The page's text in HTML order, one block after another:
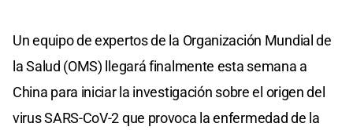
Un equipo de expertos de la Organización Mundial de
la Salud (OMS) llegará finalmente esta semana a
China para iniciar la investigación sobre el origen del
virus SARS-CoV-2 que provoca la enfermedad de la